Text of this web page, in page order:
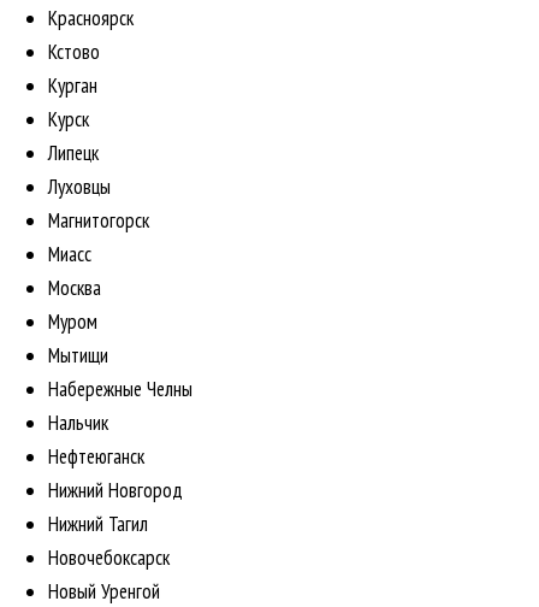
Красноярск
Кстово
Курган
Курск
Липецк
Луховцы
Магнитогорск
Миасс
Москва
Муром
Мытищи
Набережные Челны
Нальчик
Нефтеюганск
Нижний Новгород
Нижний Тагил
Новочебоксарск
Новый Уренгой